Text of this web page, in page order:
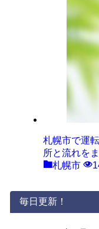
札幌市で運
所と流れを
札幌市
毎日更新！